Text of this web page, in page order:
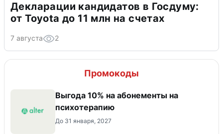
Декларации кандидатов в Госдуму:
от Toyota до 11 млн на счетах
7 августа 2
Промокоды
Выгода 10% на абонементы на
психотерапию
До 31 января, 2027